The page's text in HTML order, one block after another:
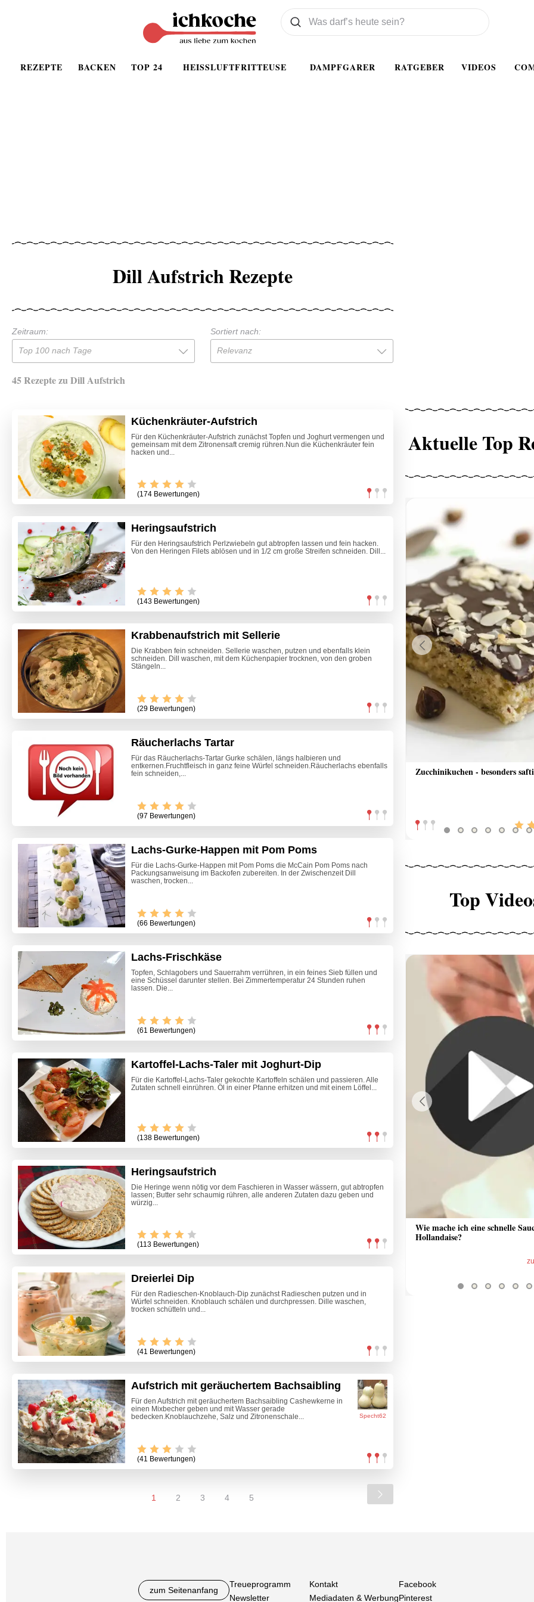
REZEPTE BACKEN TOP 24 HEISSLUFTFRITTEUSE DAMPFGARER RATGEBER VIDEOS
Was wollen Sie suchen
Suchen
Dill Aufstrich Rezepte
Zeitraum:
Top 100 nach Tage
Sortiert nach:
Relevanz
45 Rezepte zu Dill Aufstrich
Küchenkräuter-Aufstrich
Für den Küchenkräuter-Aufstrich zunächst Topfen und Joghurt vermengen und
gemeinsam mit dem Zitronensaft cremig rühren.Nun die Küchenkräuter fein
hacken und...
(174 Bewertungen)
Heringsaufstrich
Für den Heringsaufstrich Perlzwiebeln gut abtropfen lassen und fein hacken.
Von den Heringen Filets ablösen und in 1/2 cm große Streifen schneiden. Dill...
(143 Bewertungen)
Krabbenaufstrich mit Sellerie
Die Krabben fein schneiden. Sellerie waschen, putzen und ebenfalls klein
schneiden. Dill waschen, mit dem Küchenpapier trocknen, von den groben
Stängeln...
(29 Bewertungen)
Räucherlachs Tartar
Für das Räucherlachs-Tartar Gurke schälen, längs halbieren und
entkernen.Fruchtfleisch in ganz feine Würfel schneiden.Räucherlachs ebenfalls
fein schneiden,...
(97 Bewertungen)
Lachs-Gurke-Happen mit Pom Poms
Für die Lachs-Gurke-Happen mit Pom Poms die McCain Pom Poms nach
Packungsanweisung im Backofen zubereiten. In der Zwischenzeit Dill
waschen, trocken...
(66 Bewertungen)
Lachs-Frischkäse
Topfen, Schlagobers und Sauerrahm verrühren, in ein feines Sieb füllen und
eine Schüssel darunter stellen. Bei Zimmertemperatur 24 Stunden ruhen
lassen. Die...
(61 Bewertungen)
Kartoffel-Lachs-Taler mit Joghurt-Dip
Für die Kartoffel-Lachs-Taler gekochte Kartoffeln schälen und passieren. Alle
Zutaten schnell einrühren. Öl in einer Pfanne erhitzen und mit einem Löffel...
(138 Bewertungen)
Heringsaufstrich
Die Heringe wenn nötig vor dem Faschieren in Wasser wässern, gut abtropfen
lassen; Butter sehr schaumig rühren, alle anderen Zutaten dazu geben und
würzig...
(113 Bewertungen)
Dreierlei Dip
Für den Radieschen-Knoblauch-Dip zunächst Radieschen putzen und in
Würfel schneiden. Knoblauch schälen und durchpressen. Dille waschen,
trocken schütteln und...
(41 Bewertungen)
Specht62
Aufstrich mit geräuchertem Bachsaibling
Für den Aufstrich mit geräuchertem Bachsaibling Cashewkerne in
einen Mixbecher geben und mit Wasser gerade
bedecken.Knoblauchzehe, Salz und Zitronenschale...
(41 Bewertungen)
1 2 3 4 5
Aktuelle Top
Zucchinikuchen - besonders
Zitronenrisotto mit Räucherlachs, Rote
Previous
Top
Wie mache ich eine schnelle
Hollandaise?
Previous
zum Seitenanfang
Treueprogramm
Newsletter
Kontakt
Mediadaten & Werbung
Facebook
Pinterest